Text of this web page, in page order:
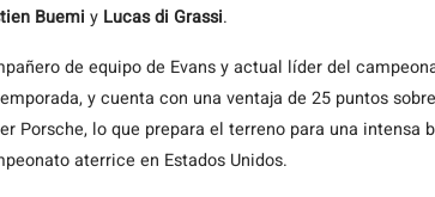
Buemi y Lucas di Grassi.
de equipo de Evans y actual líder del
y cuenta con una ventaja de 25 puntos sobre
Porsche, lo que prepara el terreno para una intensa
aterrice en Estados Unidos.